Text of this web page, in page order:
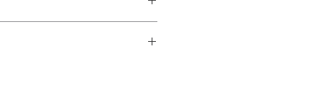
en dan maken